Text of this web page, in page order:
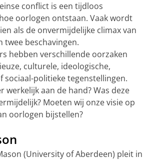
conflict is een tijdloos
oorlogen ontstaan. Vaak wordt
als de onvermijdelijke climax van
twee beschavingen.
hebben verschillende oorzaken
culturele, ideologische,
sociaal-politieke tegenstellingen.
werkelijk aan de hand? Was deze
Moeten wij onze visie op
oorlogen bijstellen?
(University of Aberdeen) pleit in